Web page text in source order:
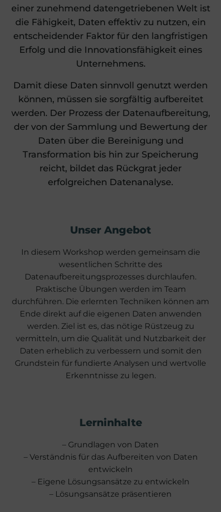
einer zunehmend datengetriebenen Welt ist
die Fähigkeit, Daten effektiv zu nutzen, ein
entscheidender Faktor für den langfristigen
Erfolg und die Innovationsfähigkeit eines
Unternehmens.
Damit diese Daten sinnvoll genutzt werden
können, müssen sie sorgfältig aufbereitet
werden. Der Prozess der Datenaufbereitung,
der von der Sammlung und Bewertung der
Daten über die Bereinigung und
Transformation bis hin zur Speicherung
reicht, bildet das Rückgrat jeder
erfolgreichen Datenanalyse.
Unser Angebot
In diesem Workshop werden gemeinsam die
wesentlichen Schritte des
Datenaufbereitungsprozesses durchlaufen.
Praktische Übungen werden im Team
durchführen. Die erlernten Techniken können am
Ende direkt auf die eigenen Daten anwenden
werden. Ziel ist es, das nötige Rüstzeug zu
vermitteln, um die Qualität und Nutzbarkeit der
Daten erheblich zu verbessern und somit den
Grundstein für fundierte Analysen und wertvolle
Erkenntnisse zu legen.
Lerninhalte
– Grundlagen von Daten
– Verständnis für das Aufbereiten von Daten
entwickeln
– Eigene Lösungsansätze zu entwickeln
– Lösungsansätze präsentieren